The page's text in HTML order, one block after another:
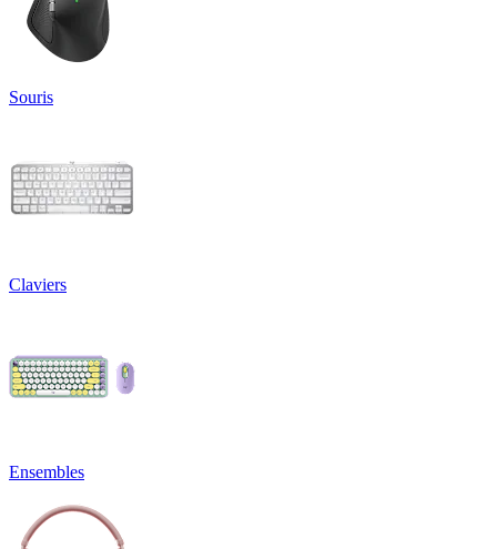
Souris
Claviers
Ensembles